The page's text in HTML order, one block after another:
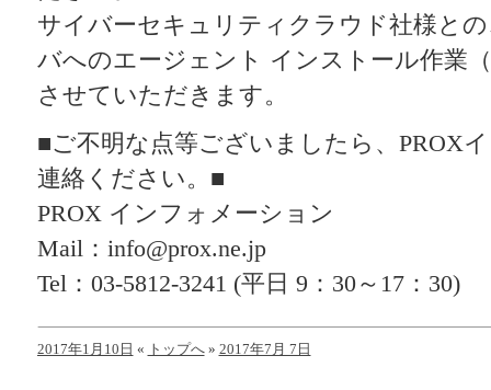
サイバーセキュリティクラウド社様と
バへのエージェント インストール作業
させていただきます。
■ご不明な点等ございましたら、PROX
連絡ください。■
PROX インフォメーション
Mail：info@prox.ne.jp
Tel：03-5812-3241 (平日 9：30～17：30)
2017年1月10日 « トップへ» 2017年7月 7日